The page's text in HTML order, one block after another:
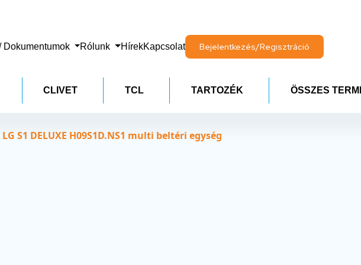
Dokumentumok Rólunk HírekKapcsolat Bejelentkezés/Regisztráció
CLIVET TCL TARTOZÉK ÖSSZES
LG S1 DELUXE H09S1D.NS1 multi beltéri egység